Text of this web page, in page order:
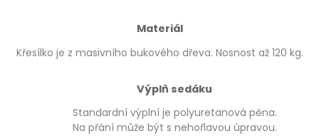
Materiál
Křesílko je z masivního bukového dřeva. Nosnost až 120 kg.
Výplň sedáku
Standardní výplní je polyuretanová pěna.
Na přání může být s nehořlavou úpravou.